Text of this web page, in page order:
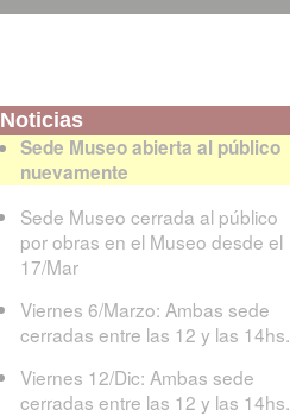
Noticias
Sede Museo abierta al público
nuevamente
Sede Museo cerrada al público
por obras en el Museo desde el
17/Mar
Viernes 6/Marzo: Ambas sede
cerradas entre las 12 y las 14hs.
Viernes 12/Dic: Ambas sede
cerradas entre las 12 y las 14hs.